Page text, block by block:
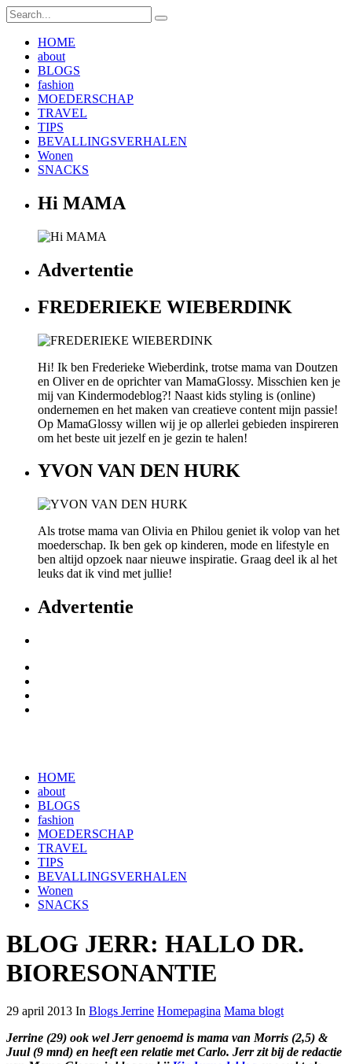
HOME
about
BLOGS
fashion
MOEDERSCHAP
TRAVEL
TIPS
BEVALLINGSVERHALEN
Wonen
SNACKS
Hi MAMA
Advertentie
FREDERIEKE WIEBERDINK
Hi! Ik ben Frederieke Wieberdink, trotse mama van Doutzen
en Oliver en de oprichter van MamaGlossy. Misschien ken je
mij van Kindermodeblog?! Naast kids styling is (online)
ondernemen en het maken van creatieve content mijn passie!
Op MamaGlossy willen wij je op allerlei gebieden inspireren
om het beste uit jezelf en je gezin te halen!
YVON VAN DEN HURK
Als trotse mama van Olivia en Philou geniet ik volop van het
moederschap. Ik ben gek op kinderen, mode en lifestyle en
ben altijd opzoek naar nieuwe inspiratie. Graag deel ik al het
leuks dat ik vind met jullie!
Advertentie
HOME
about
BLOGS
fashion
MOEDERSCHAP
TRAVEL
TIPS
BEVALLINGSVERHALEN
Wonen
SNACKS
BLOG JERR: HALLO DR.
BIORESONANTIE
29 april 2013 In Blogs Jerrine Homepagina Mama blogt
Jerrine (29) ook wel Jerr genoemd is mama van Morris (2,5) &
Juul (9 mnd) en heeft een relatie met Carlo. Jerr zit bij de redactie